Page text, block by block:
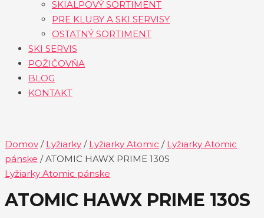
SKIALPOVÝ SORTIMENT
PRE KLUBY A SKI SERVISY
OSTATNÝ SORTIMENT
SKI SERVIS
POŽIČOVŇA
BLOG
KONTAKT
Domov / Lyžiarky / Lyžiarky Atomic / Lyžiarky Atomic
pánske / ATOMIC HAWX PRIME 130S
Lyžiarky Atomic pánske
ATOMIC HAWX PRIME 130S